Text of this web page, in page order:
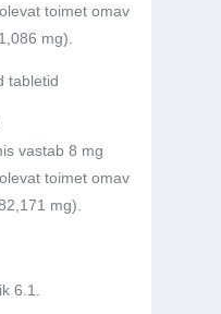
toimet omav
mg).
tabletid
vastab 8 mg
toimet omav
mg).
6.1.